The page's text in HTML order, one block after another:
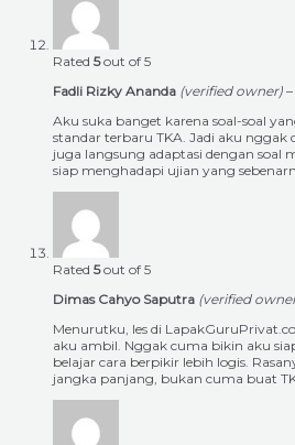
Rated 5out of 5
Fadli Rizky Ananda (verified owner) –
Aku suka banget karena soal-soal
standar terbaru TKA. Jadi aku nggak
juga langsung adaptasi dengan soal
siap menghadapi ujian yang
Rated 5out of 5
Dimas Cahyo Saputra (verified
Menurutku, les di
aku ambil. Nggak cuma bikin aku
belajar cara berpikir lebih logis.
jangka panjang, bukan cuma buat